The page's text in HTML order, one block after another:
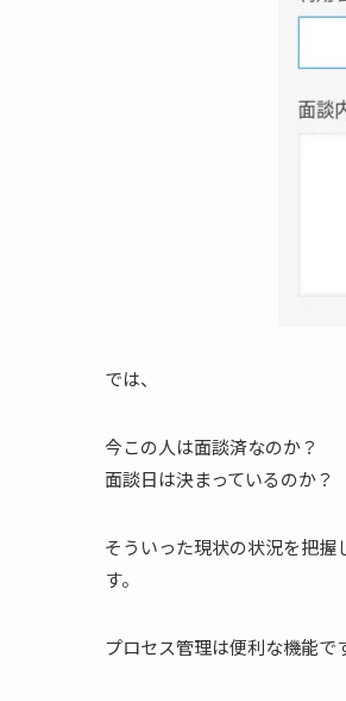
では、
今この人は面談済なのか？
面談日は決まっているのか？
そういった現状の状況を把
す。
プロセス管理は便利な機能で